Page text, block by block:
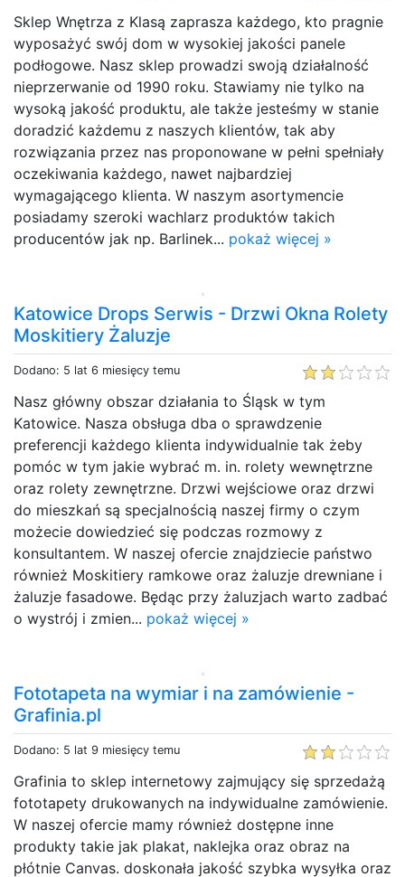
Sklep Wnętrza z Klasą zaprasza każdego, kto pragnie
wyposażyć swój dom w wysokiej jakości panele
podłogowe. Nasz sklep prowadzi swoją działalność
nieprzerwanie od 1990 roku. Stawiamy nie tylko na
wysoką jakość produktu, ale także jesteśmy w stanie
doradzić każdemu z naszych klientów, tak aby
rozwiązania przez nas proponowane w pełni spełniały
oczekiwania każdego, nawet najbardziej
wymagającego klienta. W naszym asortymencie
posiadamy szeroki wachlarz produktów takich
producentów jak np. Barlinek... pokaż więcej »
Katowice Drops Serwis - Drzwi Okna Rolety
Moskitiery Żaluzje
Dodano: 5 lat 6 miesięcy temu
Nasz główny obszar działania to Śląsk w tym
Katowice. Nasza obsługa dba o sprawdzenie
preferencji każdego klienta indywidualnie tak żeby
pomóc w tym jakie wybrać m. in. rolety wewnętrzne
oraz rolety zewnętrzne. Drzwi wejściowe oraz drzwi
do mieszkań są specjalnością naszej firmy o czym
możecie dowiedzieć się podczas rozmowy z
konsultantem. W naszej ofercie znajdziecie państwo
również Moskitiery ramkowe oraz żaluzje drewniane i
żaluzje fasadowe. Będąc przy żaluzjach warto zadbać
o wystrój i zmien... pokaż więcej »
Fototapeta na wymiar i na zamówienie -
Grafinia.pl
Dodano: 5 lat 9 miesięcy temu
Grafinia to sklep internetowy zajmujący się sprzedażą
fototapety drukowanych na indywidualne zamówienie.
W naszej ofercie mamy również dostępne inne
produkty takie jak plakat, naklejka oraz obraz na
płótnie Canvas. doskonała jakość szybka wysyłka oraz